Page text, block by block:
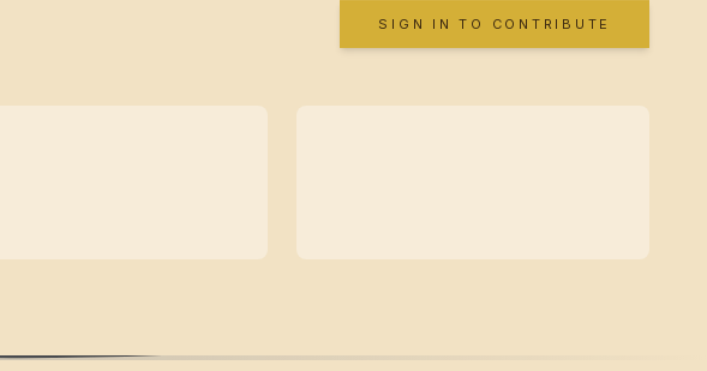
SIGN IN TO CONTRIBUTE